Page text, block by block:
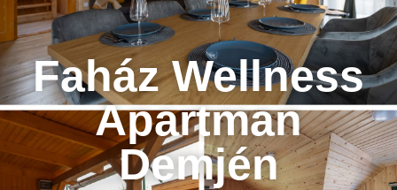
Faház Wellness
Apartman
Demjén